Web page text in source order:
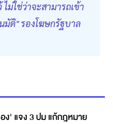
ม่ใช่ว่าจะสามารถเข้า
มัติ" รองโฆษกรัฐบาล
ง' แจง 3 ปม แก้กฎหมาย